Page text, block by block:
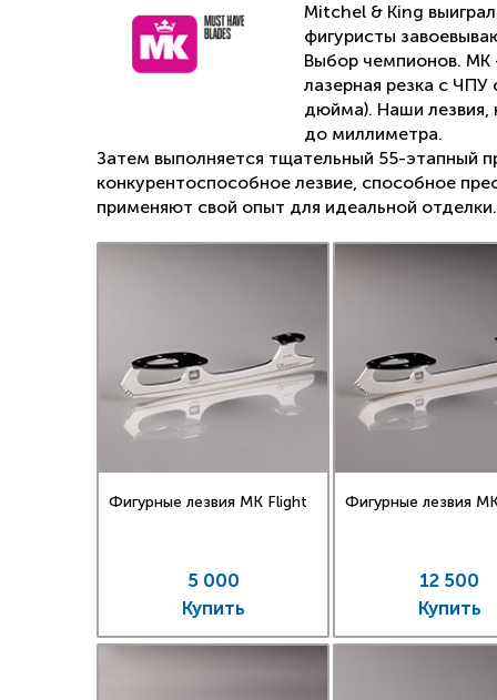
с
7)
зубцов
8)
9)
Данная
-
-
-
при
Mitchel & King
фигуристы
Выбор чемпионов. МК
лазерная резка с
дюйма). Наши лезвия,
до миллиметра.
Затем выполняется тщательный 55-этапный
конкурентоспособное лезвие, способное
применяют свой опыт для идеальной отделки.
Фигурные лезвия MK Flight
5 000
Купить
Фигурные лезвия
12 500
Купить